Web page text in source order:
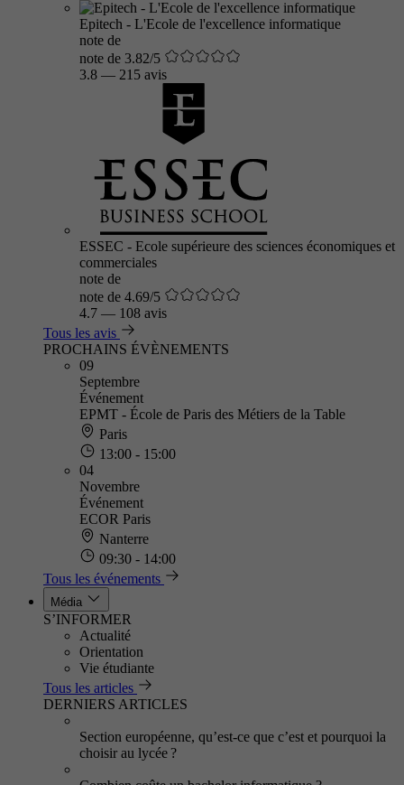
Epitech - L'Ecole de l'excellence informatique
note de
note de 3.82/5
3.8 — 215 avis
ESSEC - Ecole supérieure des sciences économiques et
commerciales
note de
note de 4.69/5
4.7 — 108 avis
Tous les avis
PROCHAINS ÉVÈNEMENTS
09
Septembre
Événement
EPMT - École de Paris des Métiers de la Table
Paris
13:00 - 15:00
04
Novembre
Événement
ECOR Paris
Nanterre
09:30 - 14:00
Tous les événements
Média
S’INFORMER
Actualité
Orientation
Vie étudiante
Tous les articles
DERNIERS ARTICLES
Section européenne, qu’est-ce que c’est et pourquoi la
choisir au lycée ?